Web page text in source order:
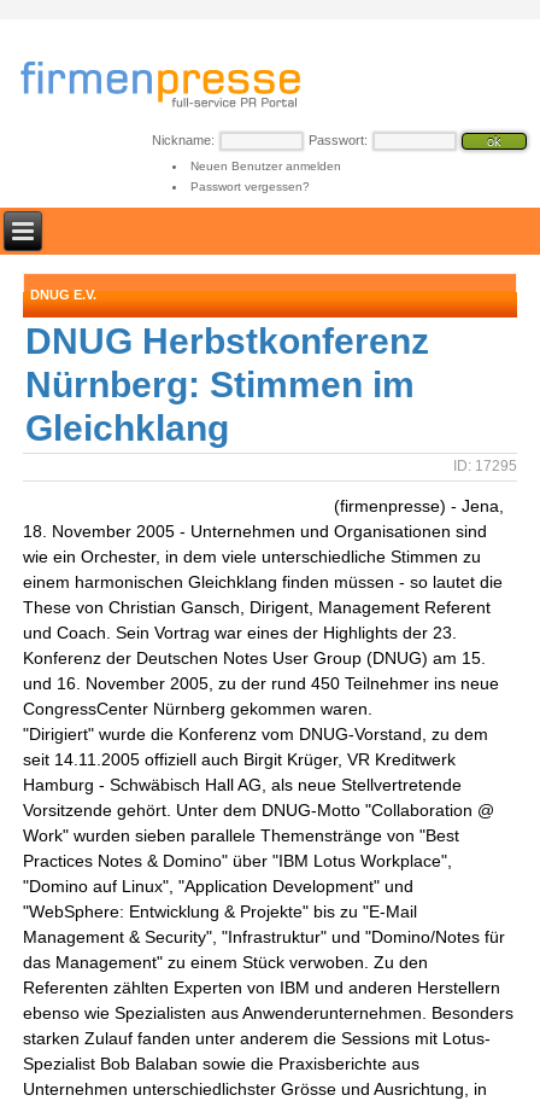
Nickname: Passwort:
Neuen Benutzer anmelden
Passwort vergessen?
DNUG E.V.
DNUG Herbstkonferenz
Nürnberg: Stimmen im
Gleichklang
ID: 17295
(firmenpresse) - Jena,
18. November 2005 - Unternehmen und Organisationen sind
wie ein Orchester, in dem viele unterschiedliche Stimmen zu
einem harmonischen Gleichklang finden müssen - so lautet die
These von Christian Gansch, Dirigent, Management Referent
und Coach. Sein Vortrag war eines der Highlights der 23.
Konferenz der Deutschen Notes User Group (DNUG) am 15.
und 16. November 2005, zu der rund 450 Teilnehmer ins neue
CongressCenter Nürnberg gekommen waren.
"Dirigiert" wurde die Konferenz vom DNUG-Vorstand, zu dem
seit 14.11.2005 offiziell auch Birgit Krüger, VR Kreditwerk
Hamburg - Schwäbisch Hall AG, als neue Stellvertretende
Vorsitzende gehört. Unter dem DNUG-Motto "Collaboration @
Work" wurden sieben parallele Themenstränge von "Best
Practices Notes & Domino" über "IBM Lotus Workplace",
"Domino auf Linux", "Application Development" und
"WebSphere: Entwicklung & Projekte" bis zu "E-Mail
Management & Security", "Infrastruktur" und "Domino/Notes für
das Management" zu einem Stück verwoben. Zu den
Referenten zählten Experten von IBM und anderen Herstellern
ebenso wie Spezialisten aus Anwenderunternehmen. Besonders
starken Zulauf fanden unter anderem die Sessions mit Lotus-
Spezialist Bob Balaban sowie die Praxisberichte aus
Unternehmen unterschiedlichster Grösse und Ausrichtung, in